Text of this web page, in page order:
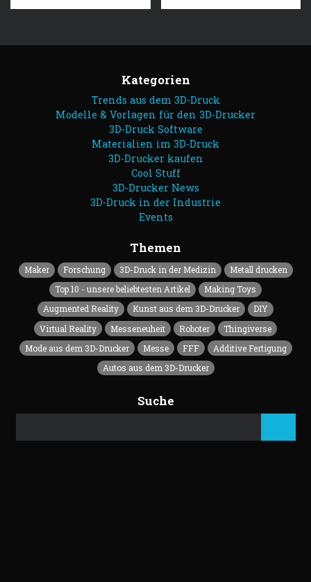
Kategorien
Trends aus dem 3D-Druck
Modelle & Vorlagen für den 3D-Drucker
3D-Druck Software
Materialien im 3D-Druck
3D-Drucker kaufen
Cool Stuff
3D-Drucker News
3D-Druck in der Industrie
Events
Themen
Maker Forschung 3D-Druck in der Medizin
Metall drucken
Top 10 - unsere beliebtesten Artikel
Making Toys
Augmented Reality
Kunst aus dem 3D-Drucker
DIY
Virtual Reality
Messeneuheit Roboter
Thingiverse
Mode aus dem 3D-Drucker
Messe FFF
Additive Fertigung
Autos aus dem 3D-Drucker
Suche